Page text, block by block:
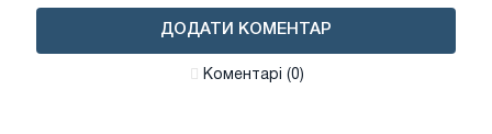
ДОДАТИ КОМЕНТАР
Коментарі (0)